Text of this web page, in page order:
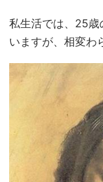
私生活では、25歳
いますが、相変わ